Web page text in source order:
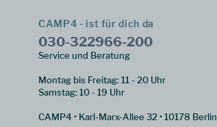
CAMP4 - ist für dich da
030-322966-200
Service und Beratung
Montag bis Freitag: 11 - 20 Uhr
Samstag: 10 - 19 Uhr
CAMP4 • Karl-Marx-Allee 32 • 10178 Berlin